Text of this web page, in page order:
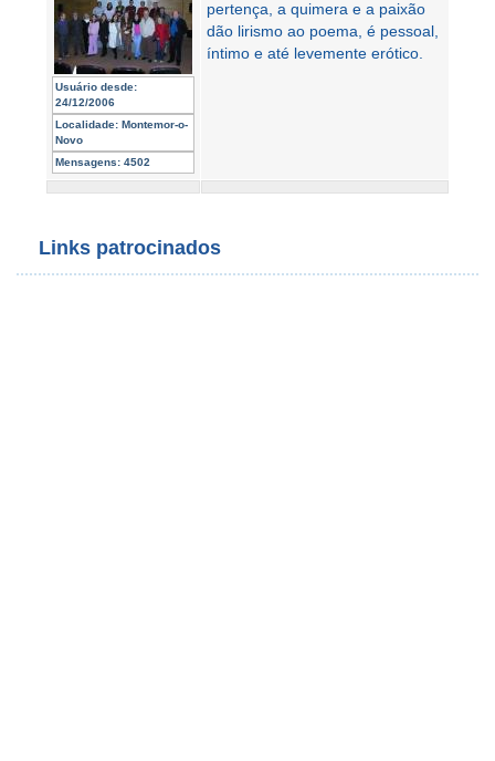
Usuário desde:
24/12/2006
Localidade: Montemor-o-
Novo
Mensagens: 4502
pertença, a quimera e a paixão
dão lirismo ao poema, é pessoal,
íntimo e até levemente erótico.
Links patrocinados